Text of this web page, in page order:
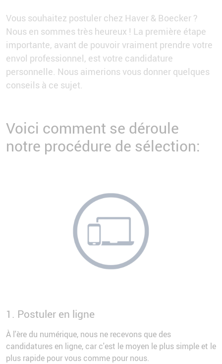
Vous souhaitez postuler chez Haver & Boecker ?
Nous en sommes très heureux ! La première étape
importante, avant de pouvoir vraiment prendre votre
envol professionnel, est votre candidature
personnelle. Nous aimerions vous donner quelques
conseils à ce sujet.
Voici comment se déroule
notre procédure de sélection:
1. Postuler en ligne
À l'ère du numérique, nous ne recevons que des
candidatures en ligne, car c'est le moyen le plus simple et le
plus rapide pour vous comme pour nous.